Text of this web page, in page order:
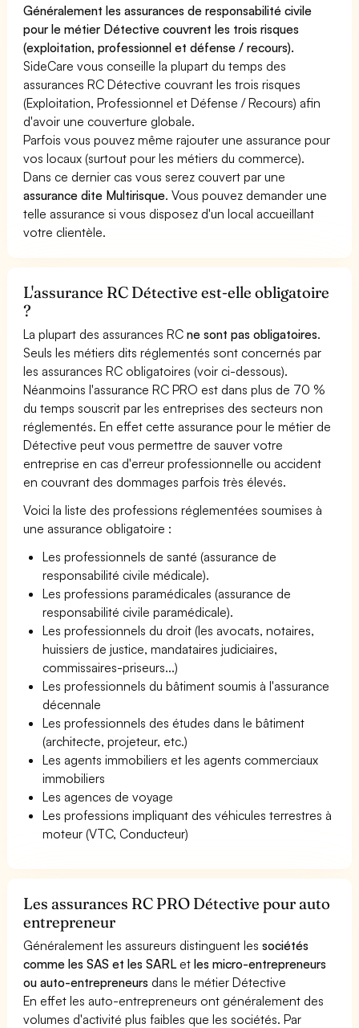
Généralement les assurances de responsabilité civile
pour le métier Détective couvrent les trois risques
(exploitation, professionnel et défense / recours).
SideCare vous conseille la plupart du temps des
assurances RC Détective couvrant les trois risques
(Exploitation, Professionnel et Défense / Recours) afin
d'avoir une couverture globale.
Parfois vous pouvez même rajouter une assurance pour
vos locaux (surtout pour les métiers du commerce).
Dans ce dernier cas vous serez couvert par une
assurance dite Multirisque. Vous pouvez demander une
telle assurance si vous disposez d'un local accueillant
votre clientèle.
L'assurance RC Détective est-elle obligatoire
?
La plupart des assurances RCne sont pas obligatoires.
Seuls les métiers dits réglementés sont concernés par
les assurances RC obligatoires (voir ci-dessous).
Néanmoins l'assurance RC PRO est dans plus de 70 %
du temps souscrit par les entreprises des secteurs non
réglementés. En effet cette assurance pour le métier de
Détective peut vous permettre de sauver votre
entreprise en cas d'erreur professionnelle ou accident
en couvrant des dommages parfois très élevés.
Voici la liste des professions réglementées soumises à
une assurance obligatoire :
Les professionnels de santé (assurance de
responsabilité civile médicale).
Les professions paramédicales (assurance de
responsabilité civile paramédicale).
Les professionnels du droit (les avocats, notaires,
huissiers de justice, mandataires judiciaires,
commissaires-priseurs...)
Les professionnels du bâtiment soumis à l'assurance
décennale
Les professionnels des études dans le bâtiment
(architecte, projeteur, etc.)
Les agents immobiliers et les agents commerciaux
immobiliers
Les agences de voyage
Les professions impliquant des véhicules terrestres à
moteur (VTC, Conducteur)
Les assurances RC PRO Détective pour auto
entrepreneur
Généralement les assureurs distinguent lessociétés
comme les SAS et les SARL etles micro-entrepreneurs
ou auto-entrepreneurs dans le métier Détective
En effet les auto-entrepreneurs ont généralement des
volumes d'activité plus faibles que les sociétés. Par